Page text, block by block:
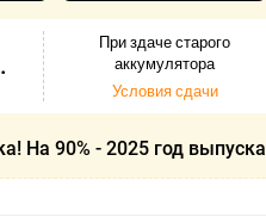
При здаче старого
аккумулятора
Условия сдачи
На 90% - 2025 год выпуска